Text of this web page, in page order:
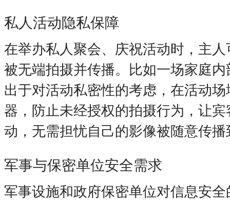
私人活动隐私保障
在举办私人聚会、庆祝活动时，主
被无端拍摄并传播。比如一场家庭
出于对活动私密性的考虑，在活动
器，防止未经授权的拍摄行为，让
动，无需担忧自己的影像被随意传
军事与保密单位安全需求
军事设施和政府保密单位对信息安